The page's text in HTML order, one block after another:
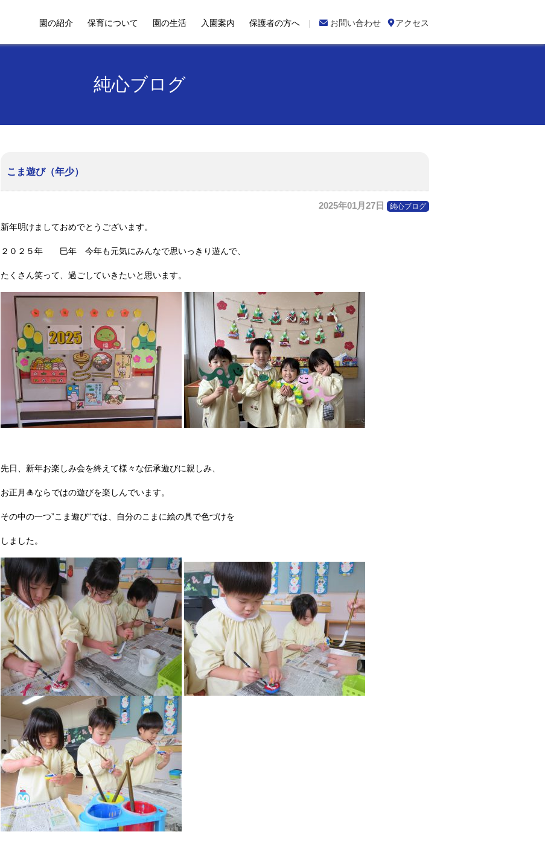
 お問い合わせ アクセス
園の紹介 保育について 園の生活 入園案内 保護者の方へ
純心ブログ
こま遊び（年少）
2025年01月27日 純心ブログ
新年明けましておめでとうございます。
２０２５年 巳年 今年も元気にみんなで思いっきり遊んで、
たくさん笑って、過ごしていきたいと思います。
先日、新年お楽しみ会を終えて様々な伝承遊びに親しみ、
お正月 🎍ならではの遊びを楽しんでいます。
その中の一つ”こま遊び“では、自分のこまに絵の具で色づけを
しました。